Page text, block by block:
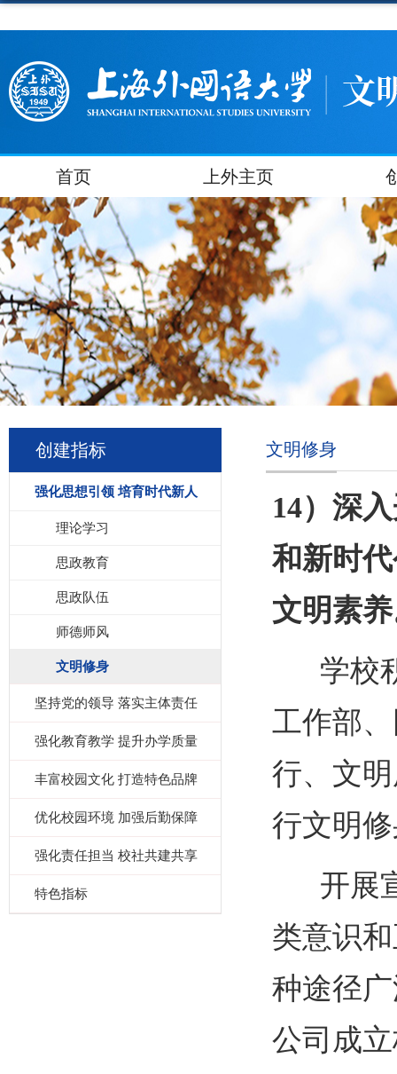
首页 上外主页
创建指标
强化思想引领 培育时代新人
理论学习
思政教育
思政队伍
师德师风
文明修身
坚持党的领导 落实主体责任
强化教育教学 提升办学质量
丰富校园文化 打造特色品牌
优化校园环境 加强后勤保障
强化责任担当 校社共建共享
特色指标
文明修身
14） 深
和新时
文明素
学校
工作部
行、文
行文明
开展宣
类意识
种途径
公司成